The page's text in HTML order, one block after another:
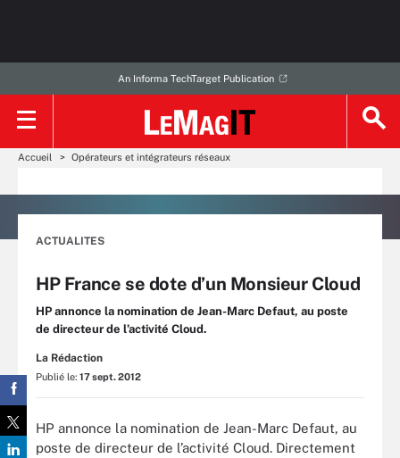
An Informa TechTarget Publication
Accueil Opérateurs et intégrateurs réseaux
ACTUALITES
HP France se dote d’un Monsieur Cloud
HP annonce la nomination de Jean-Marc Defaut, au poste
de directeur de l’activité Cloud.
La Rédaction
Publié le: 17 sept. 2012
HP annonce la nomination de Jean-Marc Defaut, au
poste de directeur de l’activité Cloud. Directement